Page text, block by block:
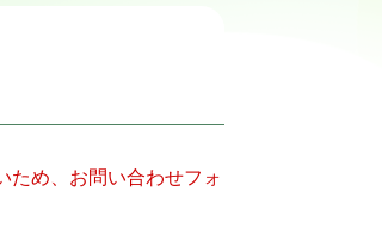
ため、お問い合わせフォ